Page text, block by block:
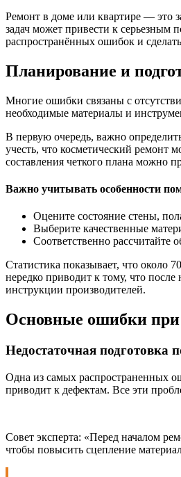
Ремонт в доме или квартире — это
задач может привести к серьезным
распространённых ошибок и
Планирование и
Многие ошибки связаны с
необходимые материалы и
В первую очередь, важно
учесть, что косметический ремонт
составления четкого плана можно
Важно учитывать особенности
Оцените состояние стены,
Выберите качественные
Соответственно рассчитайте
Статистика показывает, что около
нередко приводит к тому, что
инструкции производителей.
Основные ошибки при
Недостаточная подготовка
Одна из самых распространенных
приводит к дефектам. Все эти
Совет эксперта: «Перед началом
чтобы повысить сцепление